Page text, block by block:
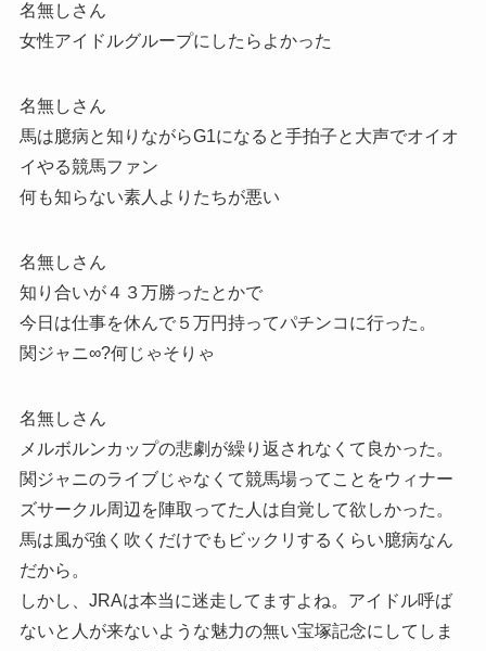
名無しさん
女性アイドルグループにしたらよかった
名無しさん
馬は臆病と知りながらG1になると手拍子と大声でオイオ
イやる競馬ファン
何も知らない素人よりたちが悪い
名無しさん
知り合いが４３万勝ったとかで
今日は仕事を休んで５万円持ってパチンコに行った。
関ジャニ∞?何じゃそりゃ
名無しさん
メルボルンカップの悲劇が繰り返されなくて良かった。
関ジャニのライブじゃなくて競馬場ってことをウィナー
ズサークル周辺を陣取ってた人は自覚して欲しかった。
馬は風が強く吹くだけでもビックリするくらい臆病なん
だから。
しかし、JRAは本当に迷走してますよね。アイドル呼ば
ないと人が来ないような魅力の無い宝塚記念にしてしま